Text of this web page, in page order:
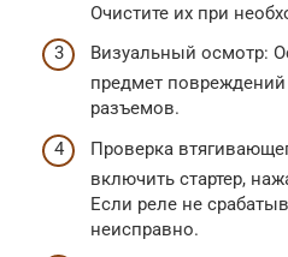
Очистите их при
Визуальный осмотр:
предмет
разъемов.
Проверка
включить стартер,
Если реле не
неисправно.